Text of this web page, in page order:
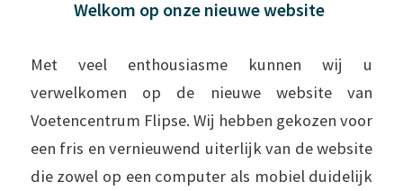
Welkom op onze nieuwe website
Met veel enthousiasme kunnen wij u
verwelkomen op de nieuwe website van
Voetencentrum Flipse. Wij hebben gekozen voor
een fris en vernieuwend uiterlijk van de website
die zowel op een computer als mobiel duidelijk